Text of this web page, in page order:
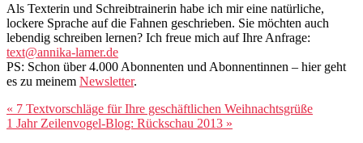
Als Texterin und Schreibtrainerin habe ich mir eine natürliche,
lockere Sprache auf die Fahnen geschrieben. Sie möchten auch
lebendig schreiben lernen? Ich freue mich auf Ihre Anfrage:
text@annika-lamer.de
PS: Schon über 4.000 Abonnenten und Abonnentinnen – hier geht
es zu meinem Newsletter.
Vorheriger
Beitrag:
« 7 Textvorschläge für Ihre geschäftlichen Weihnachtsgrüße
Nächster
1 Jahr Zeilenvogel-Blog: Rückschau 2013 »